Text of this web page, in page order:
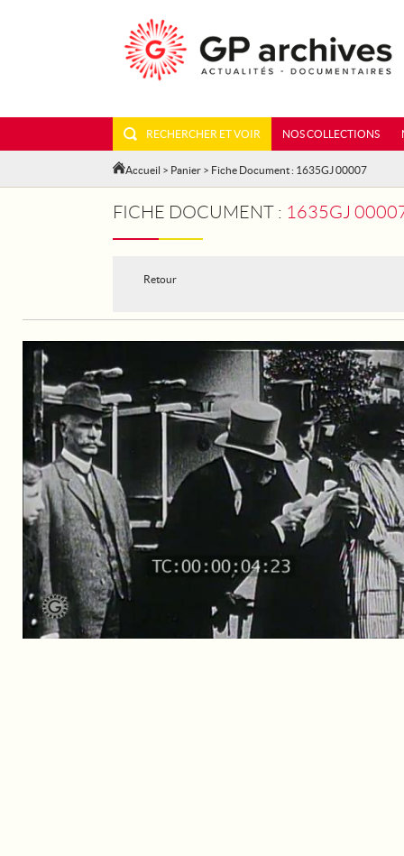
RECHERCHER ET VOIR NOS COLLECTIONS
Accueil > Panier > Fiche Document : 1635GJ 00007
FICHE DOCUMENT : 1635GJ
Retour